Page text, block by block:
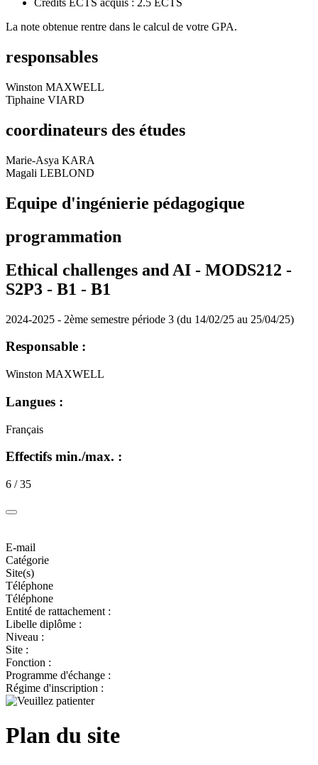
Crédits ECTS acquis : 2.5 ECTS
La note obtenue rentre dans le calcul de votre GPA.
responsables
Winston MAXWELL
Tiphaine VIARD
coordinateurs des études
Marie-Asya KARA
Magali LEBLOND
Equipe d'ingénierie pédagogique
programmation
Ethical challenges and AI - MODS212 -
S2P3 - B1 - B1
2024-2025 - 2ème semestre période 3 (du 14/02/25 au 25/04/25)
Responsable :
Winston MAXWELL
Langues :
Français
Effectifs min./max. :
6 / 35
E-mail
Catégorie
Site(s)
Téléphone
Téléphone
Entité de rattachement :
Libelle diplôme :
Niveau :
Site :
Fonction :
Programme d'échange :
Régime d'inscription :
Plan du site